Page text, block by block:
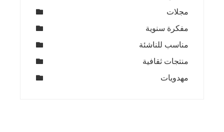
مجلات
مفكرة سنوية
مناسب للناشئة
منتجات ثقافية
مهدويات